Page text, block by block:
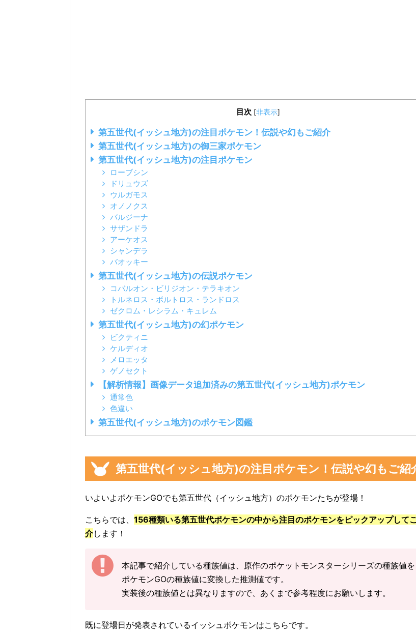
目次 [非表示]
第五世代(イッシュ地方)の注目ポケモン！伝説や幻もご紹介
第五世代(イッシュ地方)の御三家ポケモン
第五世代(イッシュ地方)の注目ポケモン
ローブシン
ドリュウズ
ウルガモス
オノノクス
バルジーナ
サザンドラ
アーケオス
シャンデラ
バオッキー
第五世代(イッシュ地方)の伝説ポケモン
コバルオン・ビリジオン・テラキオン
トルネロス・ボルトロス・ランドロス
ゼクロム・レシラム・キュレム
第五世代(イッシュ地方)の幻ポケモン
ビクティニ
ケルディオ
メロエッタ
ゲノセクト
【解析情報】画像データ追加済みの第五世代(イッシュ地方)ポケモン
通常色
色違い
第五世代(イッシュ地方)のポケモン図鑑
第五世代(イッシュ地方)の注目ポケモン！伝説や幻もご紹
いよいよポケモンGOでも第五世代（イッシュ地方）のポケモンたちが登場！
こちらでは、 156種類いる第五世代ポケモンの中から注目のポケモンをピックアップして
介します！
本記事で紹介している種族値は、原作のポケットモンスターシリーズの種族値を
ポケモンGOの種族値に変換した推測値です。
実装後の種族値とは異なりますので、あくまで参考程度にお願いします。
既に登場日が発表されているイッシュポケモンはこちらです。